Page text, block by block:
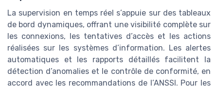
La supervision en temps réel s’appuie sur des tableaux
de bord dynamiques, offrant une visibilité complète sur
les connexions, les tentatives d’accès et les actions
réalisées sur les systèmes d’information. Les alertes
automatiques et les rapports détaillés facilitent la
détection d’anomalies et le contrôle de conformité, en
accord avec les recommandations de l’ANSSI. Pour les